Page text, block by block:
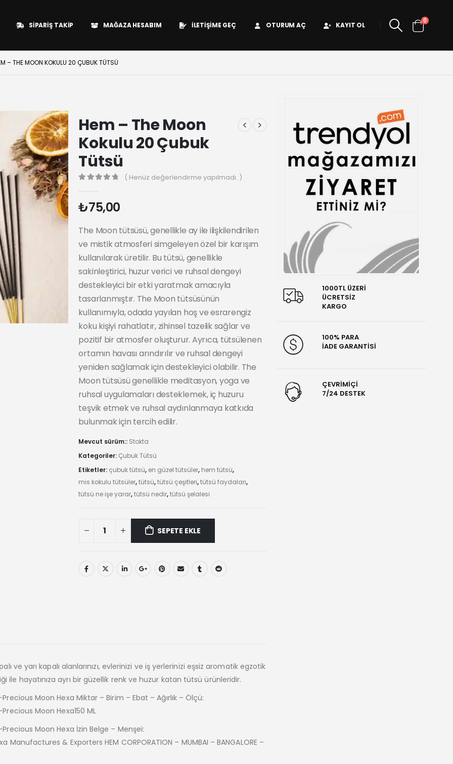
SIPARIŞ TAKIP MAĞAZA HESABIM İLETIŞIME GEÇ OTURUM AÇ KAYIT OL
0
– THE MOON KOKULU 20 ÇUBUK TÜTSÜ
Hem – The Moon
Kokulu 20 Çubuk
Tütsü
( Henüz değerlendirme yapılmadı. )
₺75,00
The Moon tütsüsü, genellikle ay ile ilişkilendirilen
ve mistik atmosferi simgeleyen özel bir karışım
kullanılarak üretilir. Bu tütsü, genellikle
sakinleştirici, huzur verici ve ruhsal dengeyi
destekleyici bir etki yaratmak amacıyla
tasarlanmıştır. The Moon tütsüsünün
kullanımıyla, odada yayılan hoş ve esrarengiz
koku kişiyi rahatlatır, zihinsel tazelik sağlar ve
pozitif bir atmosfer oluşturur. Ayrıca, tütsülenen
ortamın havası arındırılır ve ruhsal dengeyi
yeniden sağlamak için destekleyici olabilir. The
Moon tütsüsü genellikle meditasyon, yoga ve
ruhsal uygulamaları desteklemek, iç huzuru
teşvik etmek ve ruhsal aydınlanmaya katkıda
bulunmak için tercih edilir.
Mevcut sürüm:: Stokta
Kategoriler: Çubuk Tütsü
Etiketler: çubuk tütsü, en güzel tütsüler, hem tütsü,
mis kokulu tütsüler,tütsü,tütsü çeşitleri,tütsü faydaları,
tütsü ne işe yarar,tütsü nedir,tütsü şelalesi
Kokulu
SEPETE EKLE
ve yarı kapalı alanlarınızı, evlerinizi ve iş yerlerinizi eşsiz aromatik egzotik
ile hayatınıza ayrı bir güzellik renk ve huzur katan tütsü ürünleridir.
Moon Hexa Miktar – Birim – Ebat – Ağırlık – Ölçü:
Moon Hexa150 ML
Moon Hexa İzin Belge – Menşei:
& Exporters HEM CORPORATION – MUMBAI – BANGALORE –
1000TL ÜZERİ
ÜCRETSİZ
KARGO
100% PARA
İADE GARANTİSİ
ÇEVRİMİÇİ
7/24 DESTEK